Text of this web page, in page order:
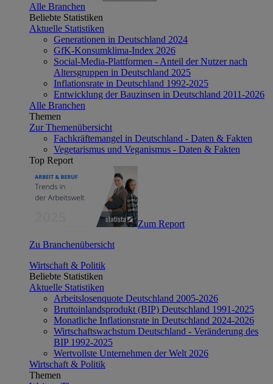
Alle Branchen
Beliebte Statistiken
Aktuelle Statistiken
Generationen in Deutschland 2024
GfK-Konsumklima-Index 2026
Social-Media-Plattformen - Anteil der Nutzer nach
Altersgruppen in Deutschland 2025
Inflationsrate in Deutschland 1992-2025
Entwicklung der Bauzinsen in Deutschland 2011-2026
Alle Branchen
Themen
Zur Themenübersicht
Fachkräftemangel in Deutschland - Daten & Fakten
Vegetarismus und Veganismus - Daten & Fakten
Top Report
Zum Report
Zu Branchenübersicht
Wirtschaft & Politik
Beliebte Statistiken
Aktuelle Statistiken
Arbeitslosenquote Deutschland 2005-2026
Bruttoinlandsprodukt (BIP) Deutschland 1991-2025
Monatliche Inflationsrate in Deutschland 2024-2026
Wirtschaftswachstum Deutschland - Veränderung des
BIP 1992-2025
Wertvollste Unternehmen der Welt 2026
Wirtschaft & Politik
Themen